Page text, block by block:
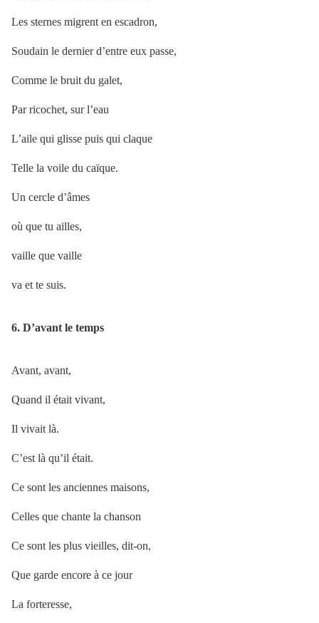
Les sternes migrent en escadron,
Soudain le dernier d’entre eux passe,
Comme le bruit du galet,
Par ricochet, sur l’eau
L’aile qui glisse puis qui claque
Telle la voile du caïque.
Un cercle d’âmes
où que tu ailles,
vaille que vaille
va et te suis.
6. D’avant le temps
Avant, avant,
Quand il était vivant,
Il vivait là.
C’est là qu’il était.
Ce sont les anciennes maisons,
Celles que chante la chanson
Ce sont les plus vieilles, dit-on,
Que garde encore à ce jour
La forteresse,